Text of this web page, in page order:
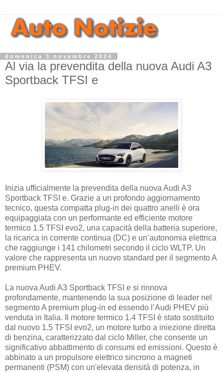
domenica 3 novembre 2024
Al via la prevendita della nuova Audi A3
Sportback TFSI e
Inizia ufficialmente la prevendita della nuova Audi A3
Sportback TFSI e. Grazie a un profondo aggiornamento
tecnico, questa compatta plug-in dei quattro anelli è ora
equipaggiata con un performante ed efficiente motore
termico 1.5 TFSI evo2, una capacità della batteria superiore,
la ricarica in corrente continua (DC) e un’autonomia elettrica
che raggiunge i 141 chilometri secondo il ciclo WLTP. Un
valore che rappresenta un nuovo standard per il segmento A
premium PHEV.
La nuova Audi A3 Sportback TFSI e si rinnova
profondamente, mantenendo la sua posizione di leader nel
segmento A premium plug-in ed essendo l’Audi PHEV più
venduta in Italia. Il motore termico 1.4 TFSI è stato sostituito
dal nuovo 1.5 TFSI evo2, un motore turbo a iniezione diretta
di benzina, caratterizzato dal ciclo Miller, che consente un
significativo abbattimento di consumi ed emissioni. Questo è
abbinato a un propulsore elettrico sincrono a magneti
permanenti (PSM) con un'elevata densità di potenza, in